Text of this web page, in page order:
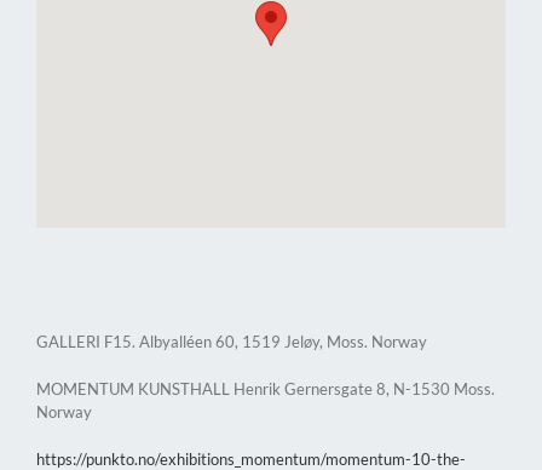
GALLERI F15. Albyalléen 60, 1519 Jeløy, Moss. Norway
MOMENTUM KUNSTHALL Henrik Gernersgate 8, N-1530 Moss.
Norway
https://punkto.no/exhibitions_momentum/momentum-10-the-